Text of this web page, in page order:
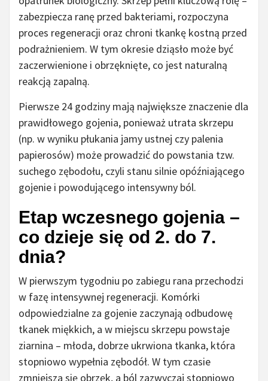
zabezpiecza ranę przed bakteriami, rozpoczyna
proces regeneracji oraz chroni tkankę kostną przed
podrażnieniem. W tym okresie dziąsło może być
zaczerwienione i obrzęknięte, co jest naturalną
reakcją zapalną.
Pierwsze 24 godziny mają największe znaczenie dla
prawidłowego gojenia, ponieważ utrata skrzepu
(np. w wyniku płukania jamy ustnej czy palenia
papierosów) może prowadzić do powstania tzw.
suchego zębodołu, czyli stanu silnie opóźniającego
gojenie i powodującego intensywny ból.
Etap wczesnego gojenia –
co dzieje się od 2. do 7.
dnia?
W pierwszym tygodniu po zabiegu rana przechodzi
w fazę intensywnej regeneracji. Komórki
odpowiedzialne za gojenie zaczynają odbudowę
tkanek miękkich, a w miejscu skrzepu powstaje
ziarnina – młoda, dobrze ukrwiona tkanka, która
stopniowo wypełnia zębodół. W tym czasie
zmniejsza się obrzęk, a ból zazwyczaj stopniowo